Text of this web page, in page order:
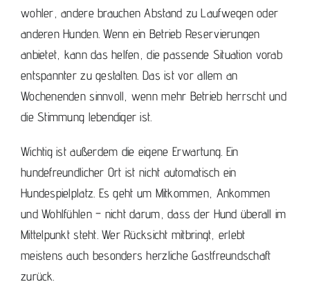
wohler, andere brauchen Abstand zu Laufwegen oder
anderen Hunden. Wenn ein Betrieb Reservierungen
anbietet , kann das helfen, die passende Situation vorab
entspannter zu gestalten. Das ist vor allem an
Wochenenden sinnvoll, wenn mehr Betrieb herrscht und
die Stimmung lebendiger ist.
Wichtig ist außerdem die eigene Erwartung. Ein
hundefreundlicher Ort ist nicht automatisch ein
Hundespielplatz. Es geht um Mitkommen, Ankommen
und Wohlfühlen – nicht darum, dass der Hund überall im
Mittelpunkt steht. Wer Rücksicht mitbringt, erlebt
meistens auch besonders herzliche Gastfreundschaft
zurück.